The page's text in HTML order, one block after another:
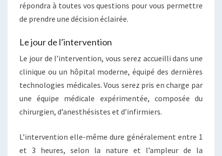
répondra à toutes vos questions pour vous permettre
de prendre une décision éclairée.
Le jour de l’intervention
Le jour de l’intervention, vous serez accueilli dans une
clinique ou un hôpital moderne, équipé des dernières
technologies médicales. Vous serez pris en charge par
une équipe médicale expérimentée, composée du
chirurgien, d’anesthésistes et d’infirmiers.
L’intervention elle-même dure généralement entre 1
et 3 heures, selon la nature et l’ampleur de la